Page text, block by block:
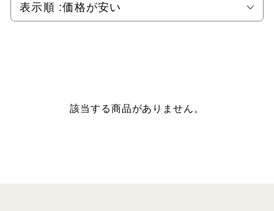
表示順 :価格が安い
該当する商品がありません。